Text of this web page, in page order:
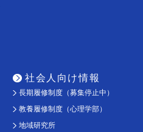
社会人向け情報
長期履修制度（募集停止中）
教養履修制度（心理学部）
地域研究所